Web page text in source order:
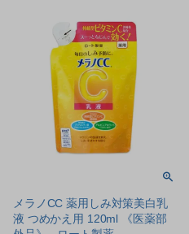
メラノCC 薬用しみ対策美白乳
液 つめかえ用 120ml 《医薬部